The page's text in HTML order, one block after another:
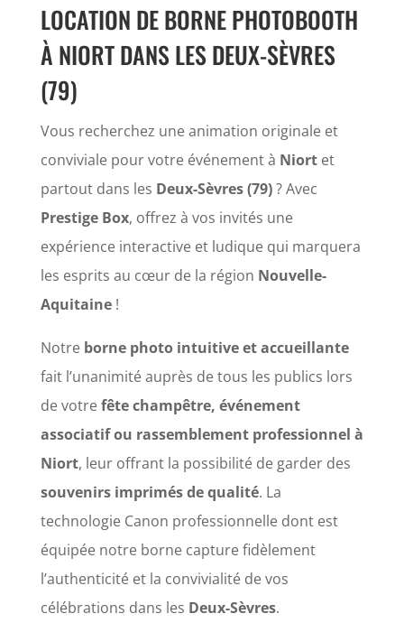
LOCATION DE BORNE PHOTOBOOTH
À NIORT DANS LES DEUX-SÈVRES
(79)
Vous recherchez une animation originale et
conviviale pour votre événement à Niortet
partout dans les Deux-Sèvres (79)? Avec
Prestige Box, offrez à vos invités une
expérience interactive et ludique qui marquera
les esprits au cœur de la région Nouvelle-
Aquitaine!
Notre borne photo intuitive et accueillante
fait l’unanimité auprès de tous les publics lors
de votrefête champêtre, événement
associatif ou rassemblement professionnel à
Niort, leur offrant la possibilité de garder des
souvenirs imprimés de qualité. La
technologie Canon professionnelle dont est
équipée notre borne capture fidèlement
l’authenticité et la convivialité de vos
célébrations dans les Deux-Sèvres.